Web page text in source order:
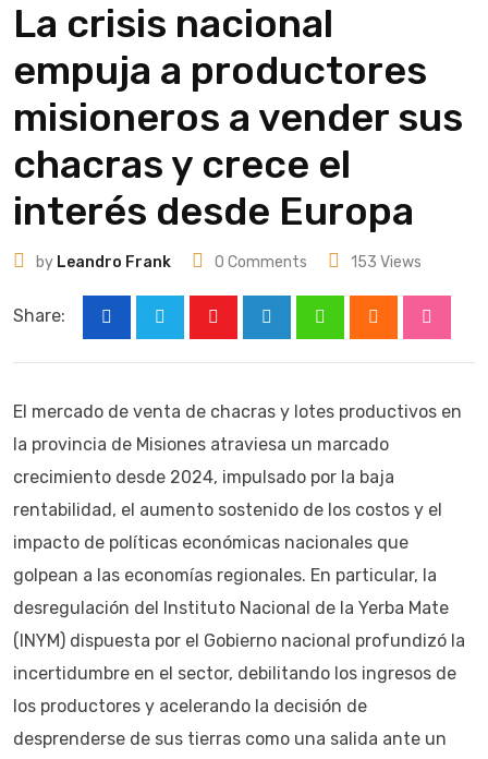
La crisis nacional
empuja a productores
misioneros a vender sus
chacras y crece el
interés desde Europa
by Leandro Frank 0 Comments 153 Views
Share:
El mercado de venta de chacras y lotes productivos en
la provincia de Misiones atraviesa un marcado
crecimiento desde 2024, impulsado por la baja
rentabilidad, el aumento sostenido de los costos y el
impacto de políticas económicas nacionales que
golpean a las economías regionales. En particular, la
desregulación del Instituto Nacional de la Yerba Mate
(INYM) dispuesta por el Gobierno nacional profundizó la
incertidumbre en el sector, debilitando los ingresos de
los productores y acelerando la decisión de
desprenderse de sus tierras como una salida ante un